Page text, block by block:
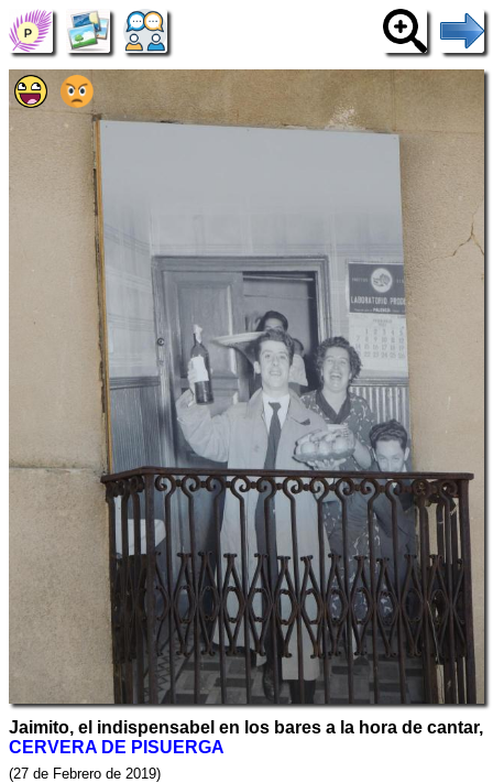
Jaimito, el indispensabel en los bares a la hora de cantar,
CERVERA DE PISUERGA
(27 de Febrero de 2019)